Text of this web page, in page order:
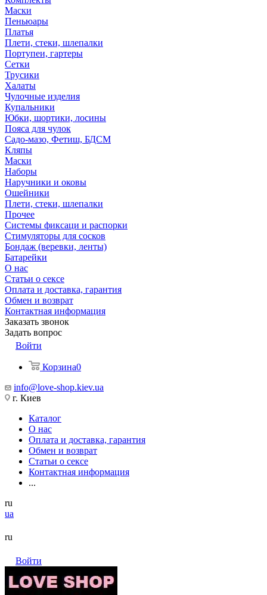
Маски
Пеньюары
Платья
Плети, стеки, шлепалки
Портупеи, гартеры
Сетки
Трусики
Халаты
Чулочные изделия
Купальники
Юбки, шортики, лосины
Пояса для чулок
Садо-мазо, Фетиш, БДСМ
Кляпы
Маски
Наборы
Наручники и оковы
Ошейники
Плети, стеки, шлепалки
Прочее
Системы фиксаци и распорки
Стимуляторы для сосков
Бондаж (веревки, ленты)
Батарейки
О нас
Статьи о сексе
Оплата и доставка, гарантия
Обмен и возврат
Контактная информация
Заказать звонок
Задать вопрос
Войти
Корзина0
info@love-shop.kiev.ua
г. Киев
Каталог
О нас
Оплата и доставка, гарантия
Обмен и возврат
Статьи о сексе
Контактная информация
...
ru
ua
ru
Войти